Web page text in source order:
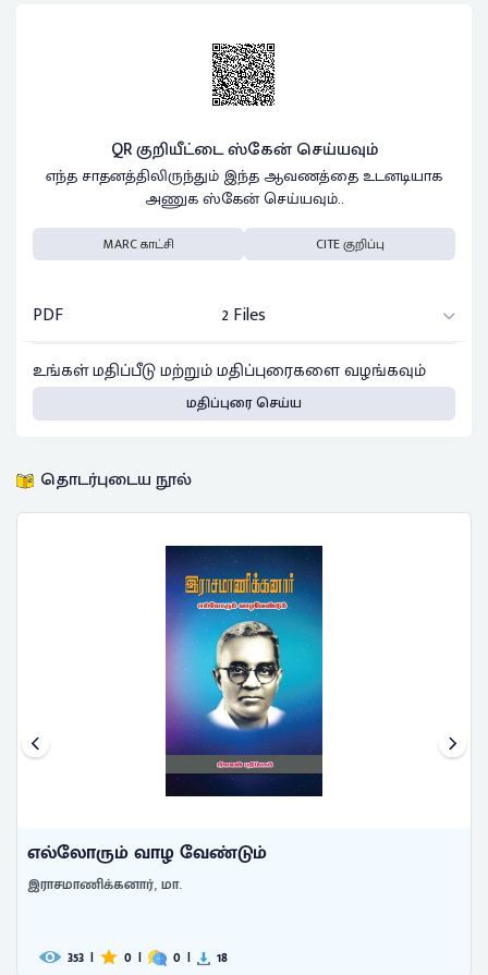
QR குறியீட்டை ஸ்கேன் செய்யவும்
எந்த சாதனத்திலிருந்தும் இந்த ஆவணத்தை உடனடியாக
அணுக ஸ்கேன் செய்யவும்..
MARC காட்சி CITE குறிப்பு
PDF
2 Files
உங்கள் மதிப்பீடு மற்றும் மதிப்புரைகளை வழங்கவும்
மதிப்புரை செய்ய
தொடர்புடைய நூல்
எல்லோரும் வாழ வேண்டும்
இராசமாணிக்கனார், மா.
353 | 0 | 0 | 18